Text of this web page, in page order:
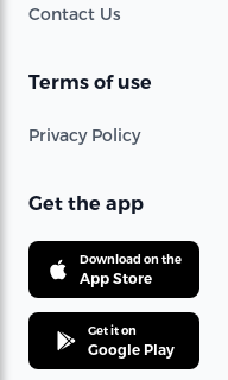
Contact Us
Terms of use
Privacy Policy
Get the app
Download on the
App Store
Get it on
Google Play